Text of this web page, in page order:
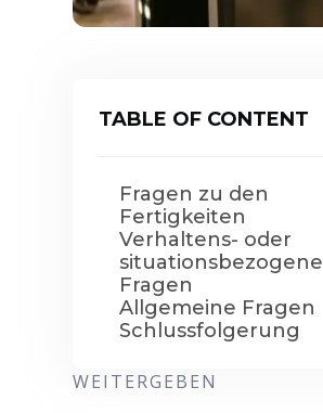
TABLE OF CONTENT
Fragen zu den
Fertigkeiten
Verhaltens- oder
situationsbezogene
Fragen
Allgemeine Fragen
Schlussfolgerung
WEITERGEBEN